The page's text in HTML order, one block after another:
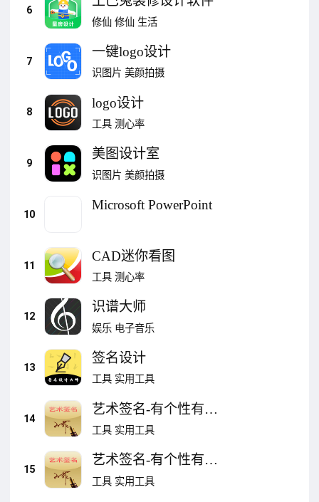
6
修仙 修仙 生活
7
一键logo设计
识图片 美颜拍摄
8
logo设计
工具 测心率
9
美图设计室
识图片 美颜拍摄
10
Microsoft PowerPoint
11
CAD迷你看图
工具 测心率
12
识谱大师
娱乐 电子音乐
13
签名设计
工具 实用工具
14
艺术签名-有个性有签
名
工具 实用工具
15
艺术签名-有个性有签
名
工具 实用工具